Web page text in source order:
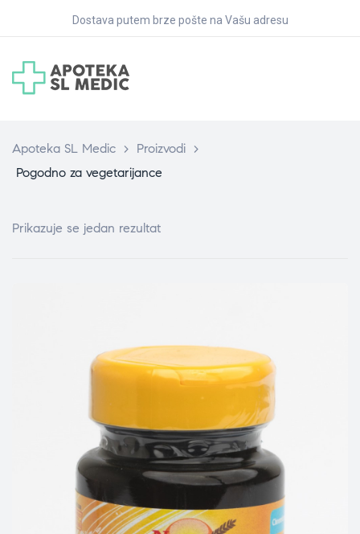
Dostava putem brze pošte na Vašu adresu
Apoteka SL Medic > Proizvodi >
Pogodno za vegetarijance
Prikazuje se jedan rezultat